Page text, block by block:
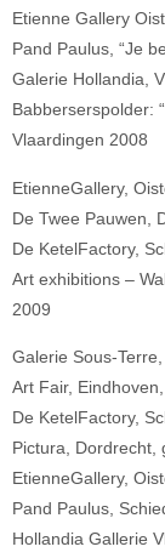
Etienne Gallery
Pand Paulus, “Je
Galerie Hollandia,
Babberserspolder:
Vlaardingen 2008
EtienneGallery,
De Twee Pauwen,
De KetelFactory,
Art exhibitions –
2009
Galerie Sous-
Art Fair,
De KetelFactory,
Pictura, Dordrecht,
EtienneGallery,
Pand Paulus,
Hollandia Gallerie